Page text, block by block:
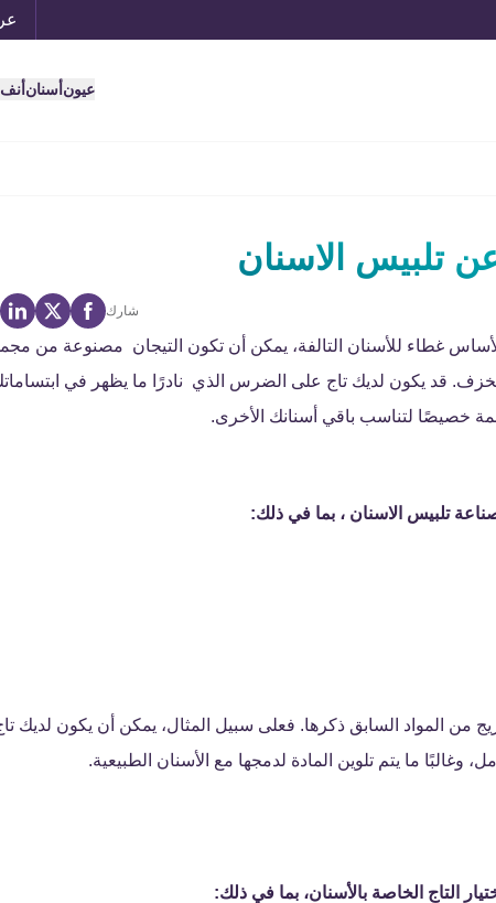
عيون أسنان
تلبيس الاسنان
شارك
غطاء للأسنان التالفة، يمكن أن تكون التيجان مصنوعة من
قد يكون لديك تاج على الضرس الذي نادرًا ما يظهر في
خصيصًا لتناسب باقي أسنانك الأخرى.
تلبيس الاسنان ، بما في ذلك:
من المواد السابق ذكرها. فعلى سبيل المثال، يمكن أن يكون لديك
ما يتم تلوين المادة لدمجها مع الأسنان الطبيعية.
التاج الخاصة بالأسنان، بما في ذلك: